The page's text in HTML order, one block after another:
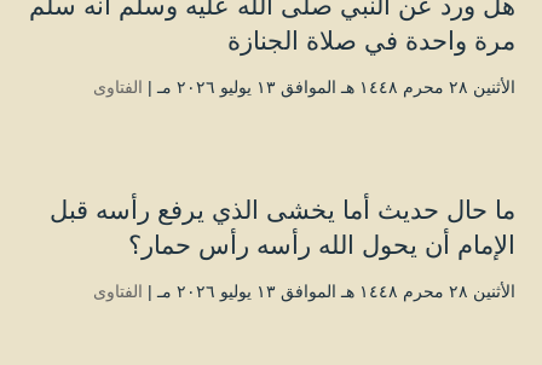
مرة واحدة في صلاة الجنازة
الأثنين ۲۸ محرم ۱٤٤۸ هـ الموافق ۱۳ يوليو ۲۰۲٦ مـ | الفتاوى
ما حال حديث أما يخشى الذي يرفع رأسه قبل
الإمام أن يحول الله رأسه رأس حمار؟
الأثنين ۲۸ محرم ۱٤٤۸ هـ الموافق ۱۳ يوليو ۲۰۲٦ مـ | الفتاوى